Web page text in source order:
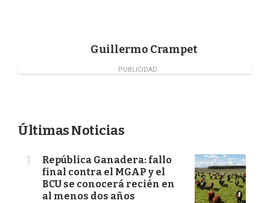
Guillermo Crampet
PUBLICIDAD
Últimas Noticias
República Ganadera: fallo
final contra el MGAP y el
BCU se conocerá recién en
al menos dos años